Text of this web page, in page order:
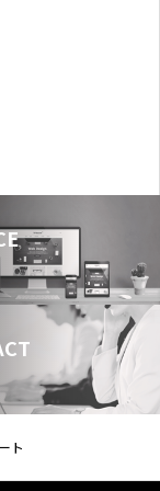
ト